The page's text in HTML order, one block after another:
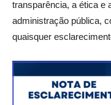
transparência, a ética e
administração pública,
quaisquer